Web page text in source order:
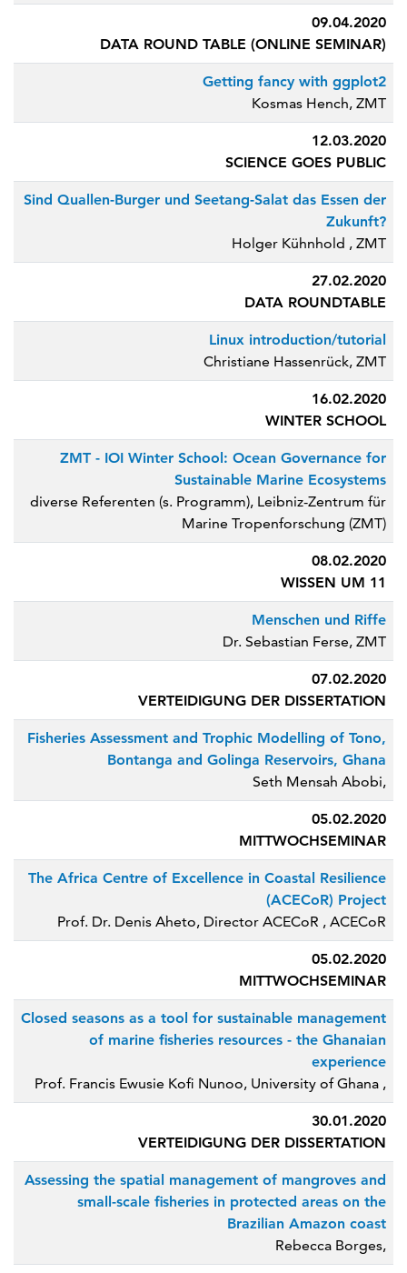
09.04.2020
DATA ROUND TABLE (ONLINE SEMINAR)
Getting fancy with ggplot2
Kosmas Hench, ZMT
12.03.2020
SCIENCE GOES PUBLIC
Sind Quallen-Burger und Seetang-Salat das Essen der
Zukunft?
Holger Kühnhold , ZMT
27.02.2020
DATA ROUNDTABLE
Linux introduction/tutorial
Christiane Hassenrück, ZMT
16.02.2020
WINTER SCHOOL
ZMT - IOI Winter School: Ocean Governance for
Sustainable Marine Ecosystems
diverse Referenten (s. Programm), Leibniz-Zentrum für
Marine Tropenforschung (ZMT)
08.02.2020
WISSEN UM 11
Menschen und Riffe
Dr. Sebastian Ferse, ZMT
07.02.2020
VERTEIDIGUNG DER DISSERTATION
Fisheries Assessment and Trophic Modelling of Tono,
Bontanga and Golinga Reservoirs, Ghana
Seth Mensah Abobi,
05.02.2020
MITTWOCHSEMINAR
The Africa Centre of Excellence in Coastal Resilience
(ACECoR) Project
Prof. Dr. Denis Aheto, Director ACECoR , ACECoR
05.02.2020
MITTWOCHSEMINAR
Closed seasons as a tool for sustainable management
of marine fisheries resources - the Ghanaian
experience
Prof. Francis Ewusie Kofi Nunoo, University of Ghana ,
30.01.2020
VERTEIDIGUNG DER DISSERTATION
Assessing the spatial management of mangroves and
small-scale fisheries in protected areas on the
Brazilian Amazon coast
Rebecca Borges,